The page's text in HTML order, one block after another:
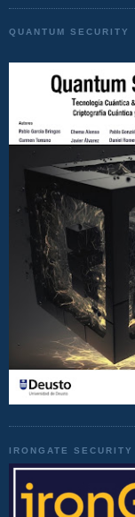
QUANTUM SECURITY
IRONGATE SECURITY